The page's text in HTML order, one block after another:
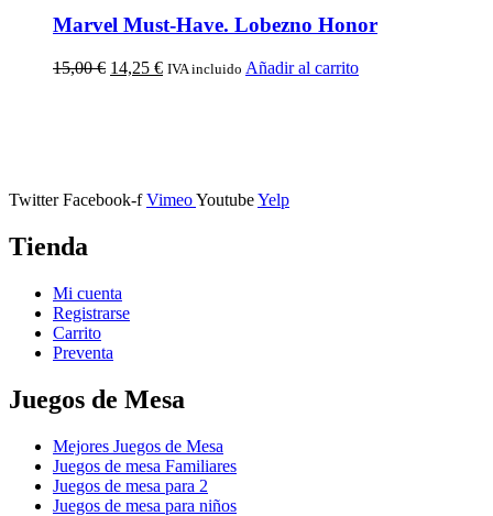
Marvel Must-Have. Lobezno Honor
15,00€ 14,25 € IVA incluido Añadir al carrito
Twitter Facebook-f VimeoYoutubeYelp
Tienda
Mi cuenta
Registrarse
Carrito
Preventa
Juegos de Mesa
Mejores Juegos de Mesa
Juegos de mesa Familiares
Juegos de mesa para 2
Juegos de mesa para niños